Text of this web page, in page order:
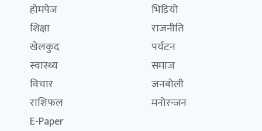
होमपेज
भिडियो
शिक्षा
राजनीति
खेलकुद
पर्यटन
स्वास्थ्य
समाज
विचार
जनबोली
राशिफल
मनोरन्जन
E-Paper